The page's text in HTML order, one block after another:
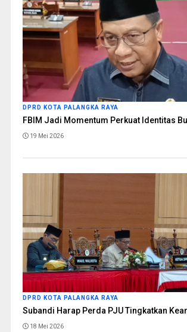
DPRD KOTA PALANGKA RAYA
FBIM Jadi Momentum Perkuat Identitas
19 Mei 2026
DPRD KOTA PALANGKA RAYA
Subandi Harap Perda PJU Tingkatkan
18 Mei 2026